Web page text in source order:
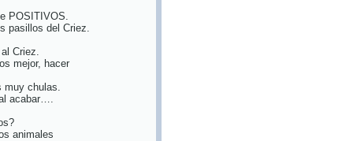
POSITIVOS.
pasillos del Criez.
Criez.
mejor, hacer
muy chulas.
acabar….
animales